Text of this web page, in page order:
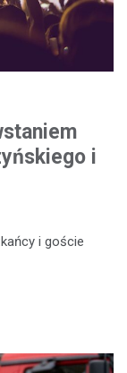
i
i goście